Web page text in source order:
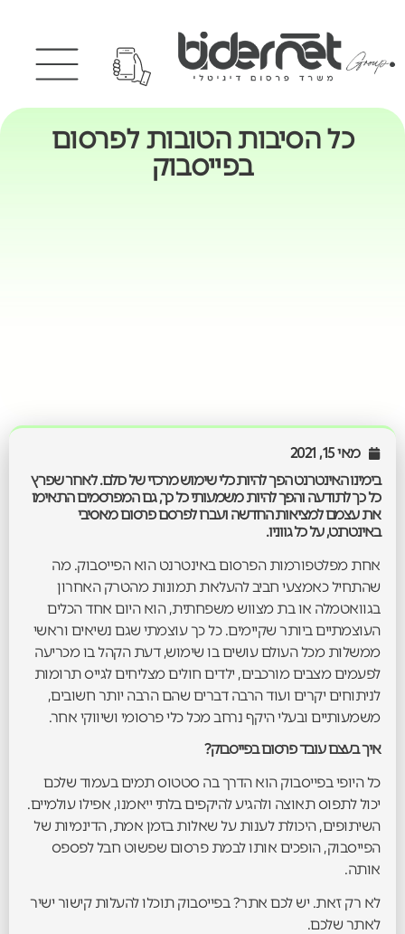
כל הסיבות הטובות לפרסום
בפייסבוק
מאי 15, 2021
בימינו האינטרנט הפך להיות כלי שימוש מרכזי של כולם. לאחר שפרץ
כל כך לתודעה והפך להיות משמעותי כל כך, גם המפרסמים התאימו
את עצמם למציאות החדשה ועברו לפרסם פרסום מאסיבי
באינטרנט, על כל גווניו.
אחת מפלטפורמות הפרסום באינטרנט הוא הפייסבוק. מה
שהתחיל כאמצעי חביב להעלאת תמונות מהטרק האחרון
בגוואטמלה או בת מצווש משפחתית, הוא היום אחד הכלים
העוצמתיים ביותר שקיימים. כל כך עוצמתי שגם נשיאים וראשי
ממשלות מכל העולם עושים בו שימוש, דעת הקהל בו מכריעה
לפעמים מצבים מורכבים, ילדים חולים מצליחים לגייס תרומות
לניתוחים יקרים ועוד הרבה דברים שהם הרבה יותר חשובים,
משמעותיים ובעלי היקף נרחב מכל כלי פרסומי ושיווקי אחר.
איך בעצם עובד פרסום בפייסבוק?
כל היופי בפייסבוק הוא הדרך בה סטטוס תמים בעמוד שלכם
יכול לתפוס תאוצה ולהגיע להיקפים בלתי ייאמנו, אפילו עולמיים.
השיתופים, היכולת לענות על שאלות בזמן אמת, הדינמיות של
הפייסבוק, הופכים אותו לבמת פרסום שפשוט חבל לפספס
אותה.
לא רק זאת. יש לכם אתר? בפייסבוק תוכלו להעלות קישור ישיר
לאתר שלכם.